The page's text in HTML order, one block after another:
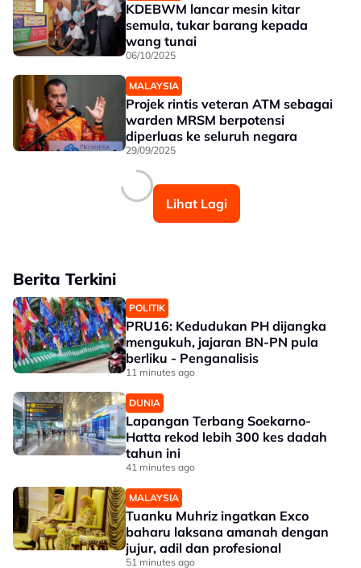
KDEBWM lancar mesin kitar
semula, tukar barang kepada
wang tunai
06/10/2025
MALAYSIA
Projek rintis veteran ATM sebagai
warden MRSM berpotensi
diperluas ke seluruh negara
29/09/2025
Lihat Lagi
Berita Terkini
POLITIK
PRU16: Kedudukan PH dijangka
mengukuh, jajaran BN-PN pula
berliku - Penganalisis
11 minutes ago
DUNIA
Lapangan Terbang Soekarno-
Hatta rekod lebih 300 kes dadah
tahun ini
41 minutes ago
MALAYSIA
Tuanku Muhriz ingatkan Exco
baharu laksana amanah dengan
jujur, adil dan profesional
51 minutes ago